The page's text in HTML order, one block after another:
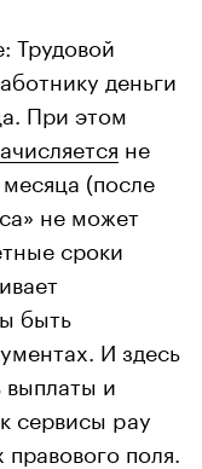
Трудовой
деньги
При этом
не
(после
не может
сроки
быть
И здесь
выплаты и
сервисы pay
поля.